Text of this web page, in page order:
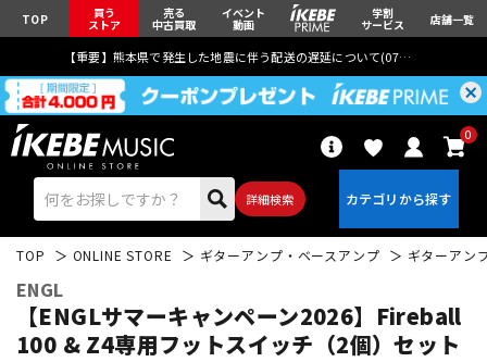
TOP 買う
ストア
売る
中古買取
イベント
動画
学割
サービス 店舗一覧
【重要】熊本県で発生した地震に伴う配送の遅延について(07月29日
詳細検索
0
TOP ONLINE STORE ギターアンプ・ベースアンプ ギターアン
ENGL
【ENGLサマーキャンペーン2026】Fireball
100 & Z4専用フットスイッチ（2個）セット